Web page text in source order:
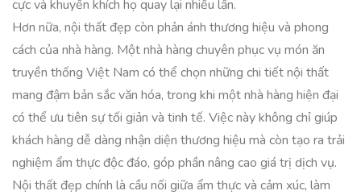
cực và khuyến khích họ quay lại nhiều lần.
Hơn nữa, nội thất đẹp còn phản ánh thương hiệu và phong
cách của nhà hàng. Một nhà hàng chuyên phục vụ món ăn
truyền thống Việt Nam có thể chọn những chi tiết nội thất
mang đậm bản sắc văn hóa, trong khi một nhà hàng hiện đại
có thể ưu tiên sự tối giản và tinh tế. Việc này không chỉ giúp
khách hàng dễ dàng nhận diện thương hiệu mà còn tạo ra trải
nghiệm ẩm thực độc đáo, góp phần nâng cao giá trị dịch vụ.
Nội thất đẹp chính là cầu nối giữa ẩm thực và cảm xúc, làm